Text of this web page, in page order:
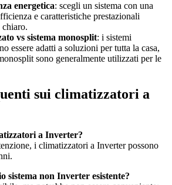
energetica: scegli un sistema con una
e caratteristiche prestazionali
chiaro.
vs sistema monosplit: i sistemi
essere adatti a soluzioni per tutta la casa,
sono generalmente utilizzati per le
sui climatizzatori a
a Inverter?
i climatizzatori a Inverter possono
sistema non Inverter esistente?